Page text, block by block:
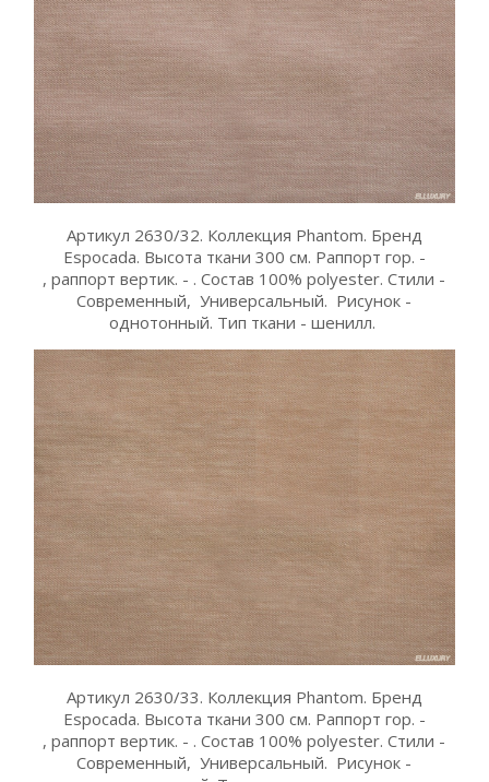
Артикул 2630/32. Коллекция Phantom. Бренд
Espocada. Высота ткани 300 см. Раппорт гор. -
, раппорт вертик. - . Состав 100% polyester. Стили -
Современный, Универсальный. Рисунок -
однотонный. Тип ткани - шенилл.
Артикул 2630/33. Коллекция Phantom. Бренд
Espocada. Высота ткани 300 см. Раппорт гор. -
, раппорт вертик. - . Состав 100% polyester. Стили -
Современный, Универсальный. Рисунок -